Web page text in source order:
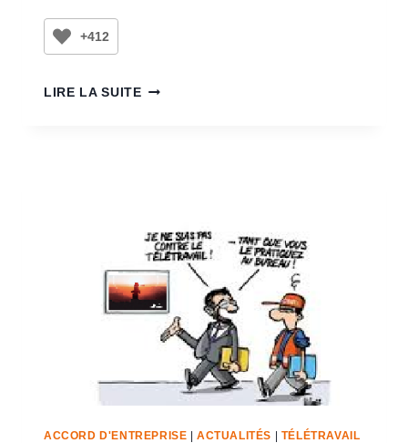
+412
LIRE LA SUITE
ACCORD D'ENTREPRISE |ACTUALITÉS TÉLÉTRAVAIL